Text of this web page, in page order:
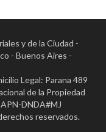
y de la Ciudad -
- Buenos Aires -
Legal: Parana 489
de la Propiedad
DNDA#MJ
reservados.